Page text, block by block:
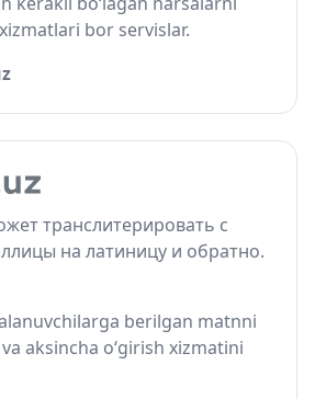
bor servislar.
транслитерировать с
на латиницу и обратно.
berilgan matnni
aksincha o‘girish xizmatini